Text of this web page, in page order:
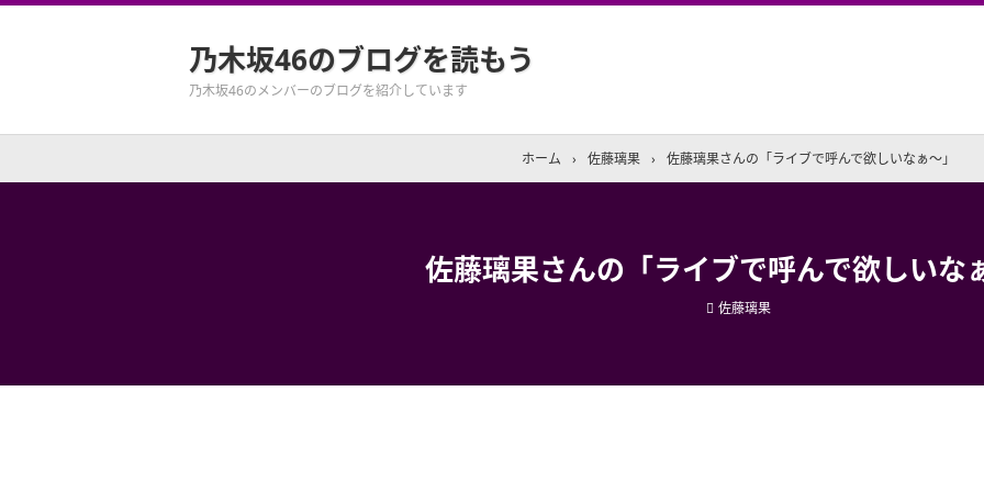
乃木坂46のブログを読もう
乃木坂46のメンバーのブログを紹介しています
ホーム › 佐藤璃果 › 佐藤璃果さんの「ライブで呼んで欲しいなぁ〜」
佐藤璃果さんの「ライブで呼んで欲しいな
佐藤璃果